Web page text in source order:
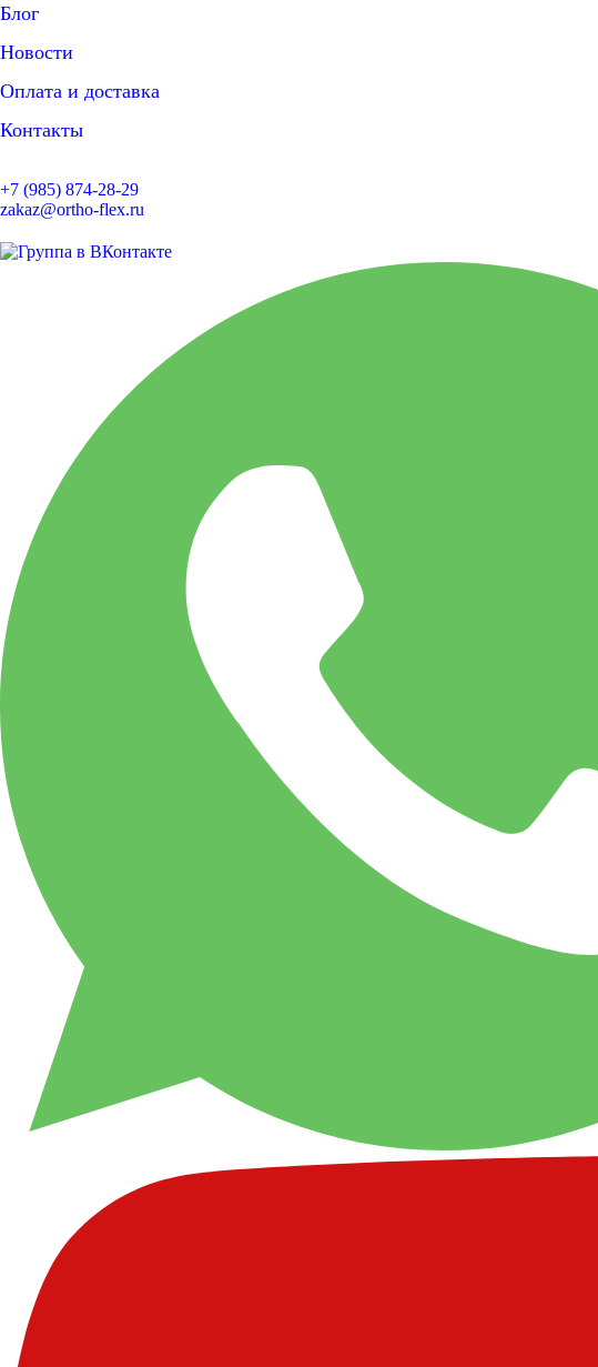
Блог
Новости
Оплата и доставка
Контакты
+7 (985) 874-28-29
zakaz@ortho-flex.ru